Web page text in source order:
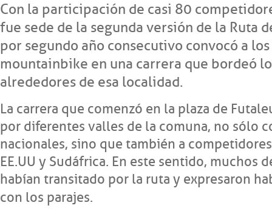
Con la participación de casi 80
fue sede de la segunda versión de la Ruta
por segundo año consecutivo convocó a
mountainbike en una carrera que bordeó
alrededores de esa localidad.
La carrera que comenzó en la plaza de
por diferentes valles de la comuna, no sólo
nacionales, sino que también a
EE.UU y Sudáfrica. En este sentido, muchos
habían transitado por la ruta y expresaron
con los parajes.